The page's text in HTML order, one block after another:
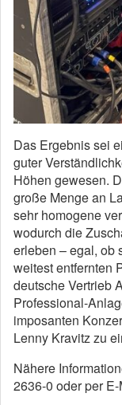
Das Ergebnis sei
guter
Höhen gewesen.
große Menge an
sehr homogene
wodurch die
erleben – egal, ob
weitest entfernten
deutsche Vertrieb
Professional-
imposanten
Lenny Kravitz zu
Nähere
2636-0 oder per